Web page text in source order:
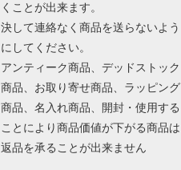
くことが出来ます。
決して連絡なく商品を送らないよう
にしてください。
アンティーク商品、デッドストック
商品、お取り寄せ商品、ラッピング
商品、名入れ商品、開封・使用する
ことにより商品価値が下がる商品は
返品を承ることが出来ません